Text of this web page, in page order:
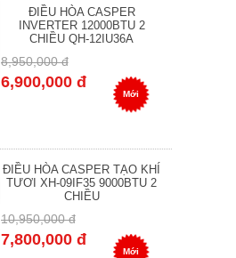
ĐIỀU HÒA CASPER
INVERTER 12000BTU 2
CHIỀU QH-12IU36A
8,950,000 đ
6,900,000 đ
Mới
ĐIỀU HÒA CASPER TẠO KHÍ
TƯƠI XH-09IF35 9000BTU 2
CHIỀU
10,950,000 đ
7,800,000 đ
Mới